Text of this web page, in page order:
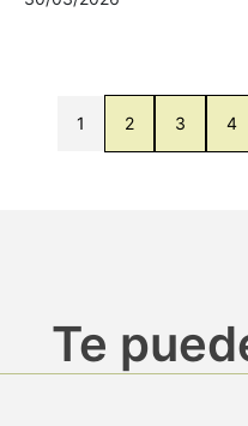
1 2 3 4
Te